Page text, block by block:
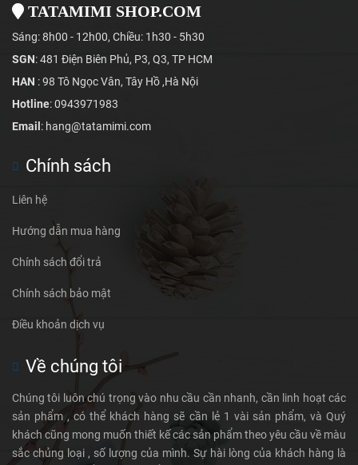
TATAMIMI SHOP.COM
Sáng: 8h00 - 12h00, Chiều: 1h30 - 5h30
SGN: 481 Điện Biên Phủ, P3, Q3, TP HCM
HAN : 98 Tô Ngọc Vân, Tây Hồ ,Hà Nội
Hotline: 0943971983
Email: hang@tatamimi.com
Chính sách
Liên hệ
Hướng dẫn mua hàng
Chính sách đổi trả
Chính sách bảo mật
Điều khoản dịch vụ
Về chúng tôi
Chúng tôi luôn chú trọng vào nhu cầu cần nhanh, cần linh hoạt các
sản phẩm , có thể khách hàng sẽ cần lẻ 1 vài sản phẩm, và Quý
khách cũng mong muốn thiết kế các sản phẩm theo yêu cầu về màu
sắc chủng loại , số lượng của mình. Sự hài lòng của khách hàng là